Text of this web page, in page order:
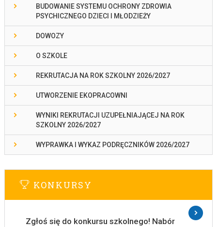
BUDOWANIE SYSTEMU OCHRONY ZDROWIA
PSYCHICZNEGO DZIECI I MŁODZIEŻY
DOWOZY
O SZKOLE
REKRUTACJA NA ROK SZKOLNY 2026/2027
UTWORZENIE EKOPRACOWNI
WYNIKI REKRUTACJI UZUPEŁNIAJĄCEJ NA ROK
SZKOLNY 2026/2027
WYPRAWKA I WYKAZ PODRĘCZNIKÓW 2026/2027
KONKURSY
Zgłoś się do konkursu szkolnego! Nabór